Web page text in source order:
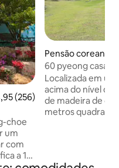
de uma avaliação média de
(256)
choe
um
com
a 15
Pensão coreana
myeon, Sangju
60 pyeong casa
família tranquila,
vários pequenos
Localizada em
acima do nível do
de madeira de
metros